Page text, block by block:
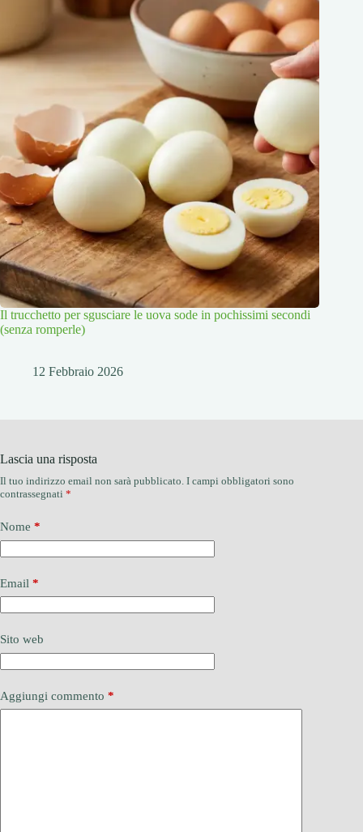
Il trucchetto per sgusciare le uova sode in pochissimi secondi
(senza romperle)
12 Febbraio 2026
Lascia una risposta
Il tuo indirizzo email non sarà pubblicato. I campi obbligatori sono
contrassegnati *
Nome *
Email *
Sito web
Aggiungi commento *